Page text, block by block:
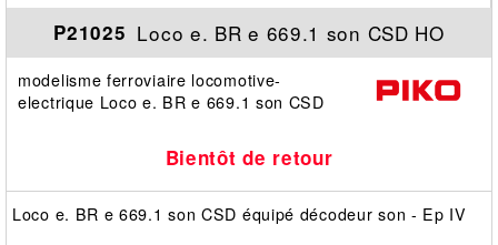
P21025 Loco e. BR e 669.1 son CSD HO
modelisme ferroviaire locomotive-
electrique Loco e. BR e 669.1 son CSD
Bientôt de retour
Loco e. BR e 669.1 son CSD équipé décodeur son - Ep IV